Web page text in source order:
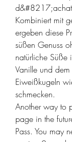
Kombiniert mit
ergeben diese
süßen Genuss
natürliche Süße
Vanille und
Eiweißkugeln
schmecken.
Another way to
page in the
Pass. You may